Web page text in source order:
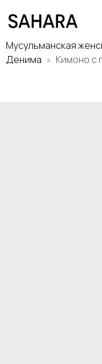
Мусульманская
Денима
Кимоно с